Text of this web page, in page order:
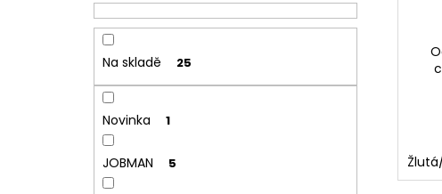
Na skladě 25
Novinka 1
JOBMAN 5